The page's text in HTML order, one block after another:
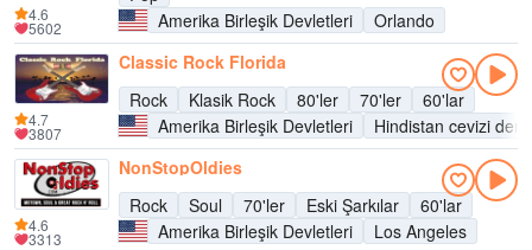
Amerika Birleşik Devletleri
Orlando
4.6
5602
Classic Rock Florida
Rock
Klasik Rock 80'ler 70'ler
60'lar
Amerika Birleşik Devletleri
Hindistan cevizi
4.7
3807
NonStopOldies
Rock
Soul 70'ler Eski Şarkılar
60'lar
Amerika Birleşik Devletleri
Los Angeles
4.6
3313